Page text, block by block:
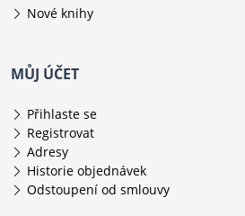
Nové knihy
MŮJ ÚČET
Přihlaste se
Registrovat
Adresy
Historie objednávek
Odstoupení od smlouvy